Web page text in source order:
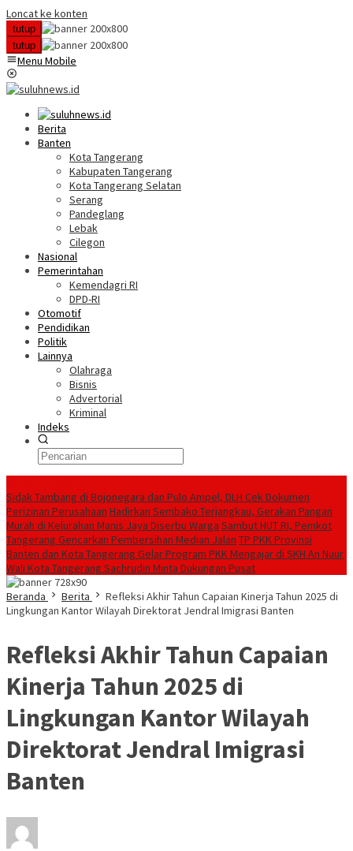
Loncat ke konten
tutup
tutup
Menu Mobile
Berita
Banten
Kota Tangerang
Kabupaten Tangerang
Kota Tangerang Selatan
Serang
Pandeglang
Lebak
Cilegon
Nasional
Pemerintahan
Kemendagri RI
DPD-RI
Otomotif
Pendidikan
Politik
Lainnya
Olahraga
Bisnis
Advertorial
Kriminal
Indeks
Sidak Tambang di Bojonegara dan Pulo Ampel, DLH Cek Dokumen
Perizinan Perusahaan Hadirkan Sembako Terjangkau, Gerakan Pangan
Murah di Kelurahan Manis Jaya Diserbu Warga Sambut HUT RI, Pemkot
Tangerang Gencarkan Pembersihan Median Jalan TP PKK Provinsi
Banten dan Kota Tangerang Gelar Program PKK Mengajar di SKH An Nuur
Wali Kota Tangerang Sachrudin Minta Dukungan Pusat
Beranda
Berita
Refleksi Akhir Tahun Capaian Kinerja Tahun 2025 di
Lingkungan Kantor Wilayah Direktorat Jendral Imigrasi Banten
Refleksi Akhir Tahun Capaian
Kinerja Tahun 2025 di
Lingkungan Kantor Wilayah
Direktorat Jendral Imigrasi
Banten